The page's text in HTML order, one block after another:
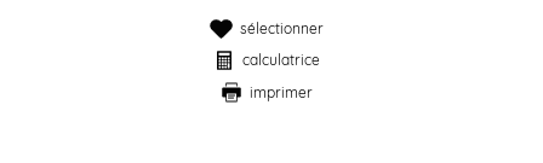
sélectionner
calculatrice
imprimer